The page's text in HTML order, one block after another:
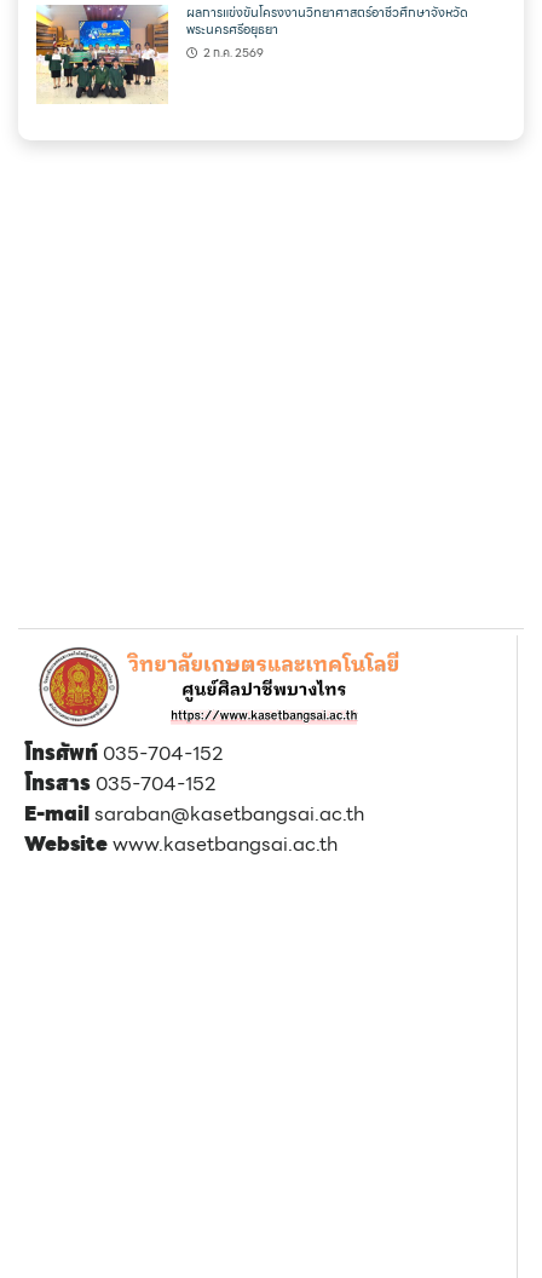
ผลการแข่งขันโครงงานวิทยาศาสตร์อาชีวศึกษาจังหวัด
พระนครศรีอยุธยา
2 ก.ค. 2569
โทรศัพท์ 035-704-152
โทรสาร 035-704-152
E-mailsaraban@kasetbangsai.ac.th
Websitewww.kasetbangsai.ac.th